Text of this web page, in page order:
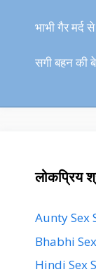
भाभी गैर मर्द
सगी बहन की
लोकप्रिय
Aunty Sex
Bhabhi Sex
Hindi Sex